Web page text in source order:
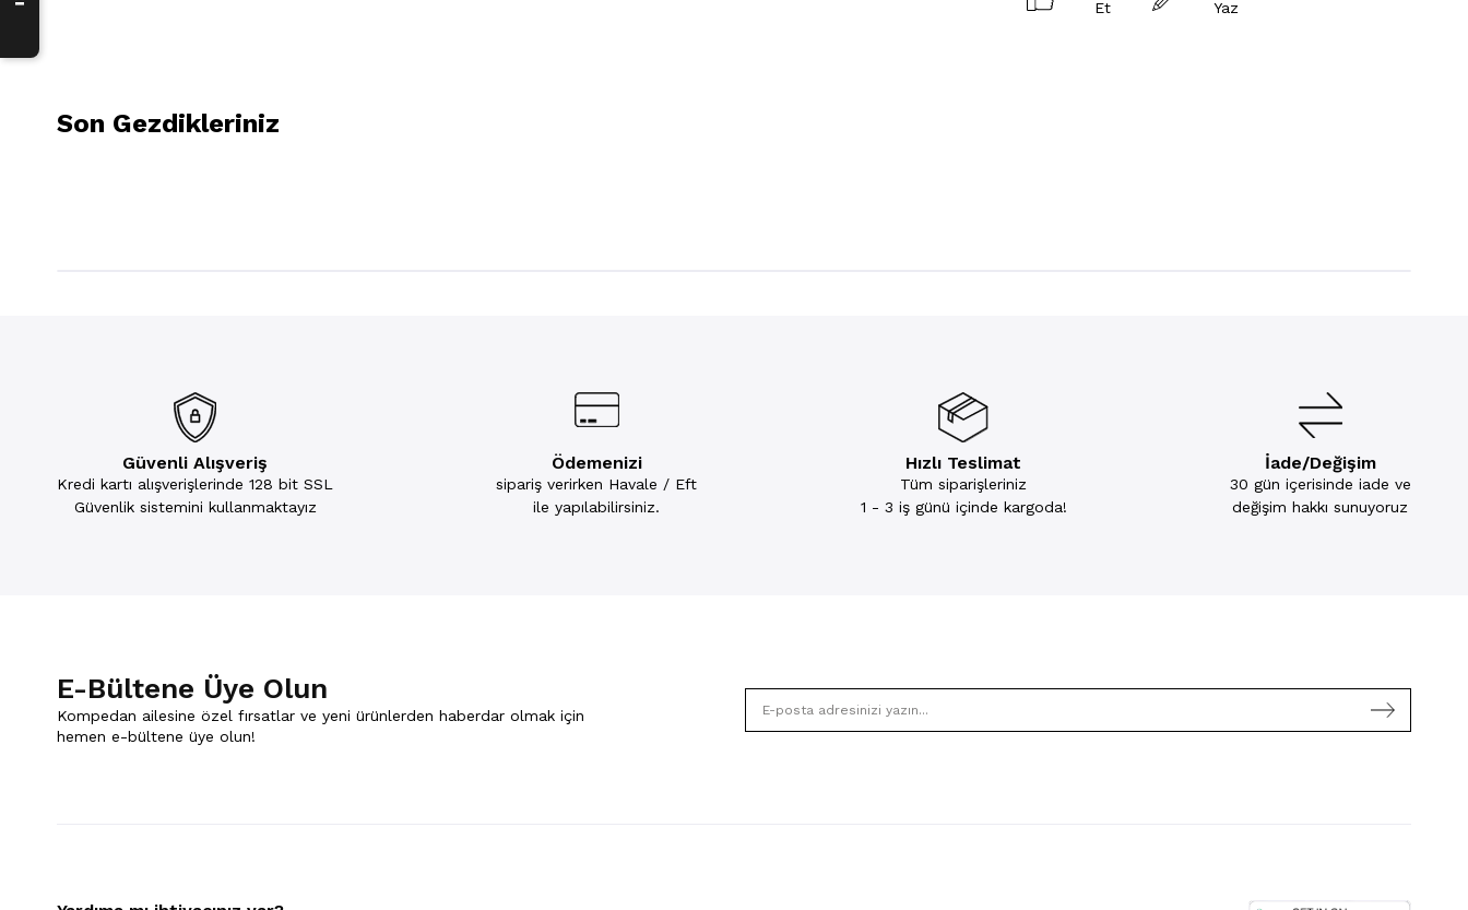
Et
Yaz
Son Gezdikleriniz
Güvenli Alışveriş
Kredi kartı alışverişlerinde 128 bit SSL
Güvenlik sistemini kullanmaktayız
Ödemenizi
sipariş verirken Havale / Eft
ile yapılabilirsiniz.
Hızlı Teslimat
Tüm siparişleriniz
1 - 3 iş günü içinde kargoda!
İade/Değişim
30 gün içerisinde iade ve
değişim hakkı sunuyoruz
E-Bültene Üye Olun
Kompedan ailesine özel fırsatlar ve yeni ürünlerden haberdar olmak için
hemen e-bültene üye olun!